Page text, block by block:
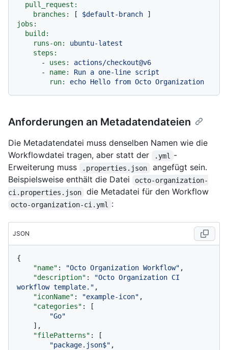
pull_request:
branches:
[ $default-branch
jobs:
build:
runs-on:
ubuntu-latest
steps:
-
uses:
actions/checkout@v6
-
name: Run a one-line script
run:
echo Hello from Octo Organization
Anforderungen an Metadatendateien
Die Metadatendatei muss denselben Namen wie die
Workflowdatei tragen, aber statt der
.yml
-
Erweiterung muss
.properties.json
angefügt sein.
Beispielsweise enthält die Datei
octo-organization-
ci.properties.json
die Metadatei für den Workflow
octo-organization-ci.yml :
JSON
{
"name" : "Octo Organization Workflow" ,
"description" :
"Octo Organization CI
workflow template." ,
"iconName" : "example-icon" ,
"categories" :
[
"Go"
] ,
"filePatterns" :
[
"package.json$" ,